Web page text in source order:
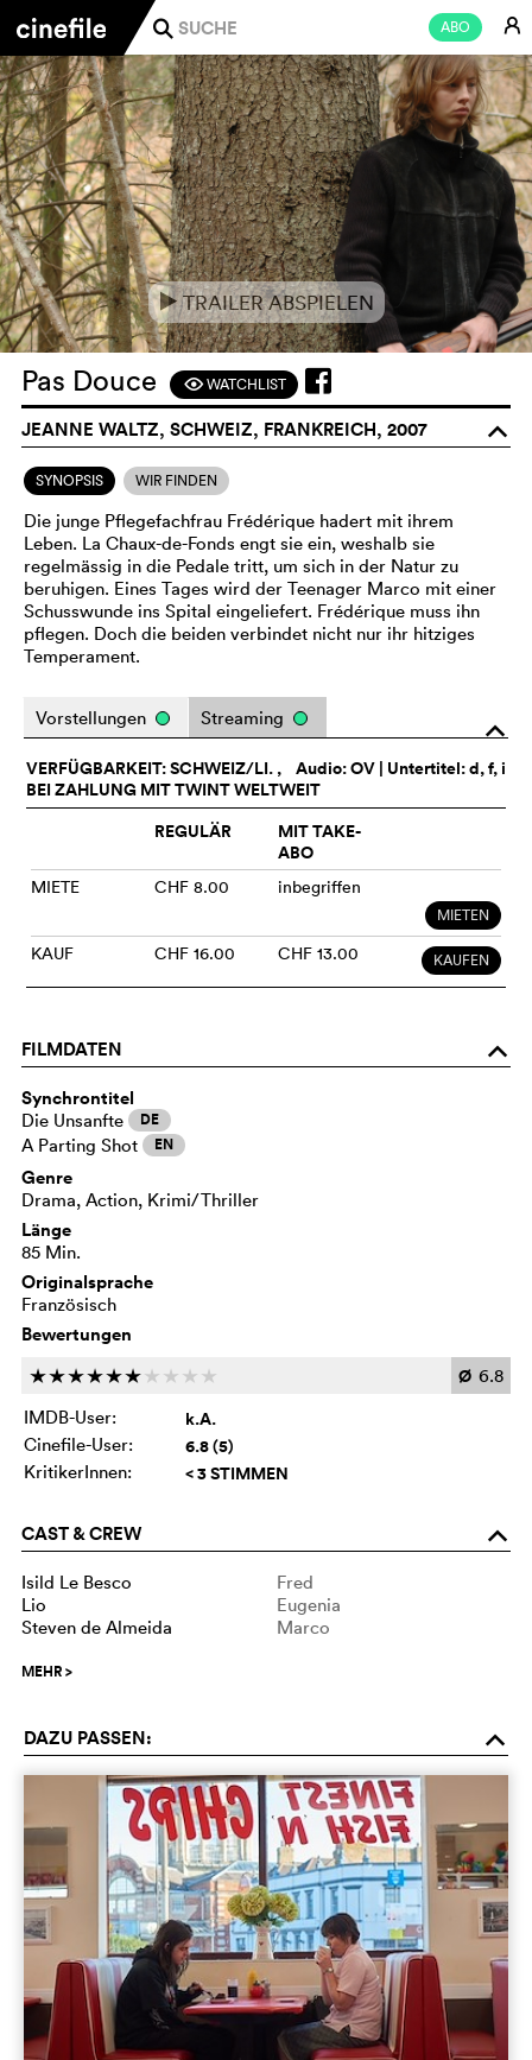
ABO E
j
eTRAILER ABSPIELEN
Pas Douce FWATCHLIST
JEANNE WALTZ, SCHWEIZ, FRANKREICH, 2007 o
SYNOPSIS WIR FINDEN
Die junge Pflegefachfrau Frédérique hadert mit ihrem
Leben. La Chaux-de-Fonds engt sie ein, weshalb sie
regelmässig in die Pedale tritt, um sich in der Natur zu
beruhigen. Eines Tages wird der Teenager Marco mit einer
Schusswunde ins Spital eingeliefert. Frédérique muss ihn
pflegen. Doch die beiden verbindet nicht nur ihr hitziges
Temperament.
o
Vorstellungen Streaming
Audio:OV | Untertitel: d, f, i
VERFÜGBARKEIT: SCHWEIZ/LI. ,
BEI ZAHLUNG MIT TWINT WELTWEIT
REGULÄR
MIT TAKE-
ABO
MIETE CHF 8.00 inbegriffen
MIETEN
KAUF CHF 16.00 CHF 13.00 KAUFEN
FILMDATEN o
Synchrontitel
Die Unsanfte DE
A Parting Shot EN
Genre
Drama, Action, Krimi/Thriller
Länge
85 Min.
Originalsprache
Französisch
Bewertungen
cccccc c c c c Ø 6.8
IMDB-User:
k.A.
Cinefile-User: 6.8 (5)
KritikerInnen: < 3 STIMMEN
CAST & CREW o
Isild Le Besco
Fred
Lio
Eugenia
Steven de Almeida
Marco
MEHR>
DAZU PASSEN: o